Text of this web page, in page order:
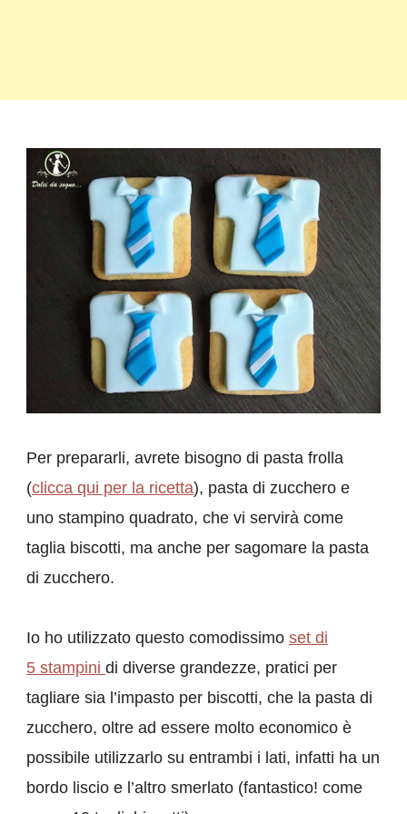
Per prepararli, avrete bisogno di pasta frolla
(clicca qui per la ricetta), pasta di zucchero e
uno stampino quadrato, che vi servirà come
taglia biscotti, ma anche per sagomare la pasta
di zucchero.
Io ho utilizzato questo comodissimo set di
5 stampini di diverse grandezze, pratici per
tagliare sia l’impasto per biscotti, che la pasta di
zucchero, oltre ad essere molto economico è
possibile utilizzarlo su entrambi i lati, infatti ha un
bordo liscio e l’altro smerlato (fantastico! come